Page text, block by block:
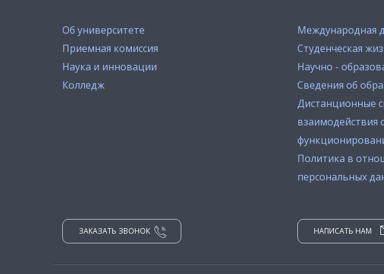
Об университете
Приемная комиссия
Наука и инновации
Колледж
Международная
Студенческая
Научно -
Сведения об
Дистанционные
взаимодействия
Политика в
персональных
ЗАКАЗАТЬ ЗВОНОК НАПИСАТЬ НАМ